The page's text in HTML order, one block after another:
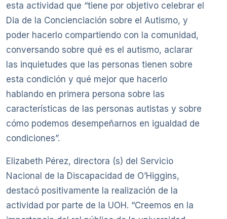
esta actividad que “tiene por objetivo celebrar el
Dia de la Concienciación sobre el Autismo, y
poder hacerlo compartiendo con la comunidad,
conversando sobre qué es el autismo, aclarar
las inquietudes que las personas tienen sobre
esta condición y qué mejor que hacerlo
hablando en primera persona sobre las
características de las personas autistas y sobre
cómo podemos desempeñarnos en igualdad de
condiciones”.
Elizabeth Pérez, directora (s) del Servicio
Nacional de la Discapacidad de O’Higgins,
destacó positivamente la realización de la
actividad por parte de la UOH. “Creemos en la